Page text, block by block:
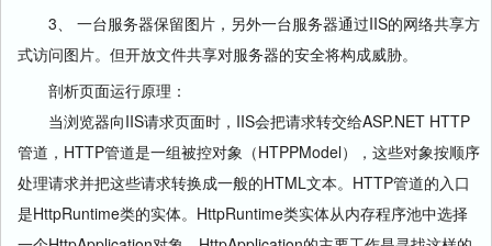
3、 一台服务器保留图片，另外一台服务器通过IIS的网络共享方
式访问图片。但开放文件共享对服务器的安全将构成威胁。
剖析页面运行原理：
当浏览器向IIS请求页面时，IIS会把请求转交给ASP.NET HTTP
管道，HTTP管道是一组被控对象（HTPPModel），这些对象按顺序
处理请求并把这些请求转换成一般的HTML文本。HTTP管道的入口
是HttpRuntime类的实体。HttpRuntime类实体从内存程序池中选择